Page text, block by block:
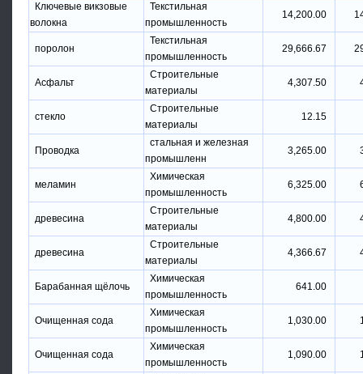
Ключевые викзовые
волокна
Текстильная
промышленность
14,200.00
поролон
Текстильная
промышленность
29,666.67
Асфальт
Строительные
материалы
4,307.50
стекло
Строительные
материалы
12.15
Проводка
стальная и железная
промышленн
3,265.00
меламин
Химическая
промышленность
6,325.00
древесина
Строительные
материалы
4,800.00
древесина
Строительные
материалы
4,366.67
Барабанная щёлочь
Химическая
промышленность
641.00
Очищенная сода
Химическая
промышленность
1,030.00
Очищенная сода
Химическая
промышленность
1,090.00